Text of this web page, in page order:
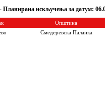
искључења за датум:
Општина
Смедеревска Паланка